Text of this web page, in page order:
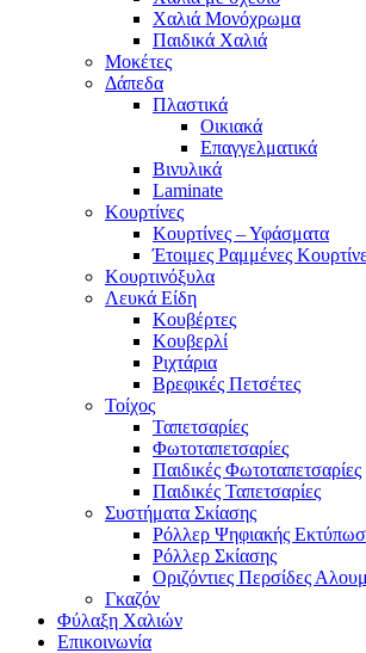
Χαλιά Μονόχρωμα
Παιδικά Χαλιά
Μοκέτες
Δάπεδα
Πλαστικά
Οικιακά
Επαγγελματικά
Βινυλικά
Laminate
Κουρτίνες
Κουρτίνες – Υφάσματα
Έτοιμες Ραμμένες
Κουρτινόξυλα
Λευκά Είδη
Κουβέρτες
Κουβερλί
Ριχτάρια
Βρεφικές Πετσέτες
Τοίχος
Ταπετσαρίες
Φωτοταπετσαρίες
Παιδικές Φωτοταπετσαρίες
Παιδικές Ταπετσαρίες
Συστήματα Σκίασης
Ρόλλερ Ψηφιακής
Ρόλλερ Σκίασης
Οριζόντιες Περσίδες
Γκαζόν
Φύλαξη Χαλιών
Επικοινωνία